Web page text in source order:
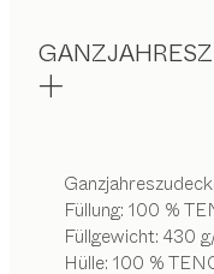
Füllung: 100 %
Füllgewicht: 430
Hülle: 100 %